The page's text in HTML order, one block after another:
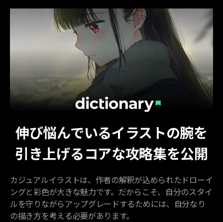
伸び悩んでいるイラストの腕を
引き上げるコアな攻略集を公開
カジュアルイラストは、作者の解釈が込められたドローイ
ングと彩色が大きな魅力です。だからこそ、自分のスタイ
ルを守りながらアップグレードするためには、自分なり
の描き方を考える必要があります。